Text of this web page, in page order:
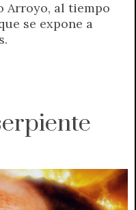
Arroyo, al tiempo
se expone a